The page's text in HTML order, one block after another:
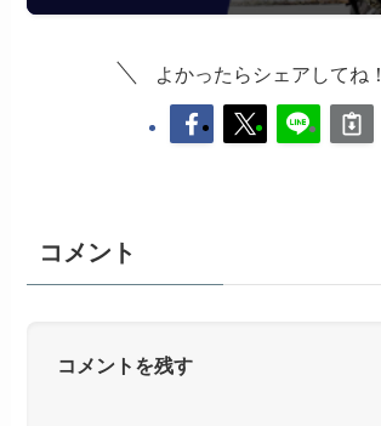
よかったらシェアしてね！
コメント
コメントを残す